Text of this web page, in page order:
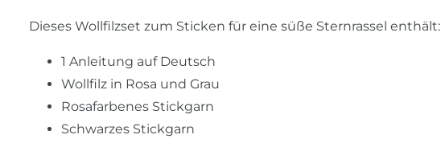
Dieses Wollfilzset zum Sticken für eine süße Sternrassel enthält:
1 Anleitung auf Deutsch
Wollfilz in Rosa und Grau
Rosafarbenes Stickgarn
Schwarzes Stickgarn